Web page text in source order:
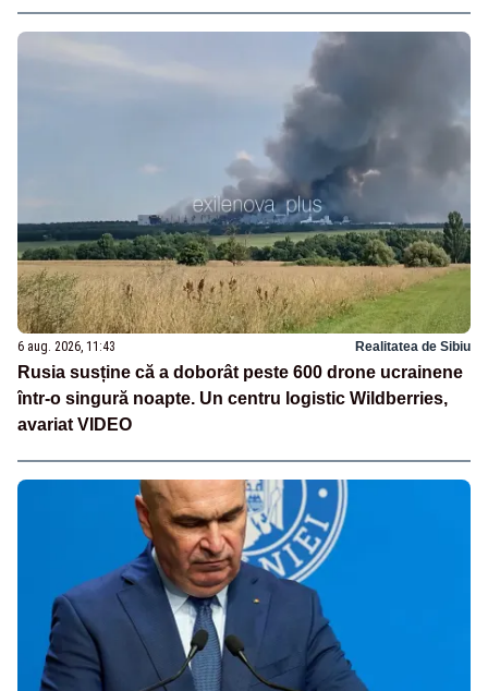
6 aug. 2026, 11:43 Realitatea de Sibiu
Rusia susține că a doborât peste 600 drone ucrainene
într-o singură noapte. Un centru logistic Wildberries,
avariat VIDEO